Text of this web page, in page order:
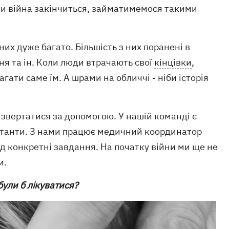
війна закінчиться, займатимемося такими
дуже багато. Більшість з них поранені в
та ін. Коли люди втрачають свої кінцівки,
саме їм. А шрами на обличчі - ніби історія
за допомогою. У нашій команді є
З нами працює медичний координатор
конкретні завдання. На початку війни ми ще не
б лікуватися?